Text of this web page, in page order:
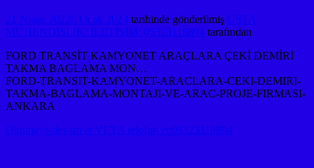
21 Nisan 20226 Ocak 2024 tarihinde gönderilmiş USTA
MÜHENDİSLİK: İLETİŞİM: 05323118894 tarafından
FORD TRANSİT KAMYONET ARAÇLARA ÇEKİ DEMİRİ
TAKMA BAGLAMA MON…
FORD-TRANSIT-KAMYONET-ARACLARA-CEKI-DEMIRI-
TAKMA-BAGLAMA-MONTAJI-VE-ARAC-PROJE-FIRMASI-
ANKARA
Okumaya devam et VEYA telofon et:05323118894